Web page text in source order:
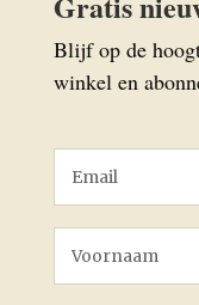
Blijf op de
winkel en